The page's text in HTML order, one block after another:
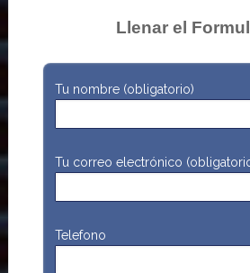
Llenar el
Tu nombre (obligatorio)
Tu correo electrónico
Telefono